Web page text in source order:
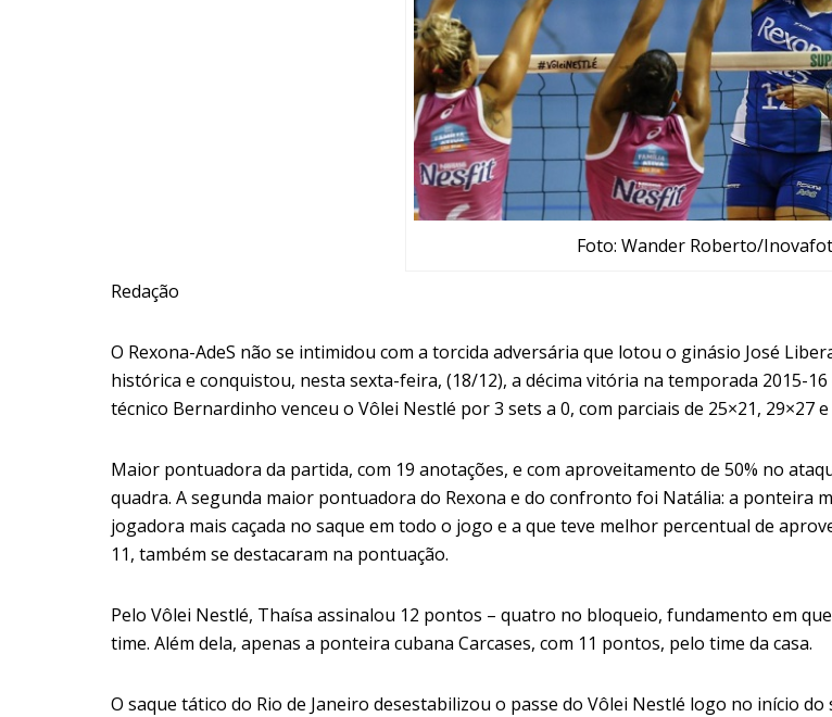
Foto: Wander Roberto/
Redação
O Rexona-AdeS não se intimidou com a torcida adversária que lotou o ginásio José
histórica e conquistou, nesta sexta-feira, (18/12), a décima vitória na temporada 2015-16
técnico Bernardinho venceu o Vôlei Nestlé por3 sets a 0, com parciais de 25×21, 29×27
Maior pontuadora da partida, com 19 anotações, e com aproveitamento de 50% no
quadra. A segunda maior pontuadora do Rexona e do confronto foi Natália: a ponteira
jogadora mais caçada no saque em todo o jogo e a que teve melhor percentual de
11, também se destacaram na pontuação.
Pelo Vôlei Nestlé, Thaísa assinalou 12 pontos – quatro no bloqueio, fundamento em
time. Além dela, apenas a ponteira cubana Carcases, com 11 pontos, pelo time da casa.
O saque tático do Rio de Janeiro desestabilizou o passe do Vôlei Nestlé logo no início